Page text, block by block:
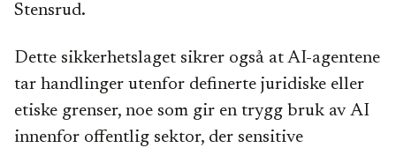
Stensrud.
Dette sikkerhetslaget sikrer også at AI-agentene
tar handlinger utenfor definerte juridiske eller
etiske grenser, noe som gir en trygg bruk av AI
innenfor offentlig sektor, der sensitive